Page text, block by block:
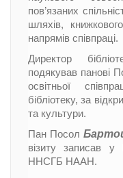
пов’язаних
шляхів,
напрямів співпраці.
Директор
подякував панові
освітньої
бібліотеку, за
та культури.
Пан Посол
візиту записав у
ННСГБ НААН.